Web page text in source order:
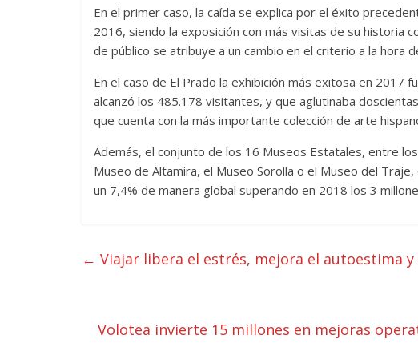
En el primer caso, la caída se explica por el éxito
2016, siendo la exposición con más visitas de su historia
de público se atribuye a un cambio en el criterio a la hora
En el caso de El Prado la exhibición más exitosa en 2017
alcanzó los 485.178 visitantes, y que aglutinaba
que cuenta con la más importante colección de arte
Además, el conjunto de los 16 Museos Estatales, entre
Museo de Altamira, el Museo Sorolla o el Museo del
un 7,4% de manera global superando en 2018 los 3
← Viajar libera el estrés, mejora el autoestima
Volotea invierte 15 millones en mejoras